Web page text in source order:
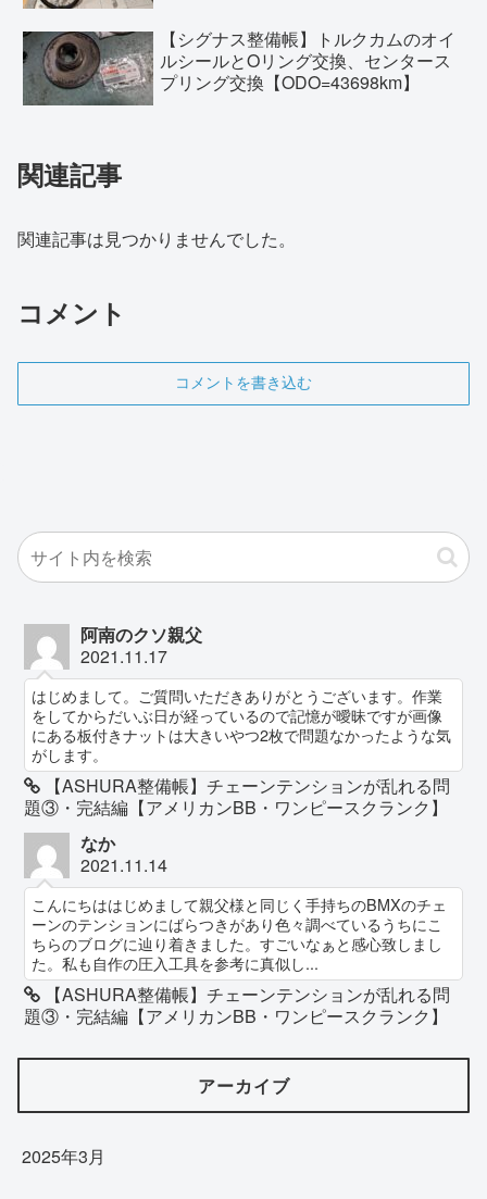
【シグナス整備帳】トルクカムのオイ
ルシールとOリング交換、センタース
プリング交換【ODO=43698km】
関連記事
関連記事は見つかりませんでした。
コメント
コメントを書き込む
阿南のクソ親父
2021.11.17
はじめまして。ご質問いただきありがとうございます。作業
をしてからだいぶ日が経っているので記憶が曖昧ですが画像
にある板付きナットは大きいやつ2枚で問題なかったような気
がします。
【ASHURA整備帳】チェーンテンションが乱れる問
題③・完結編【アメリカンBB・ワンピースクランク】
なか
2021.11.14
こんにちははじめまして親父様と同じく手持ちのBMXのチェ
ーンのテンションにばらつきがあり色々調べているうちにこ
ちらのブログに辿り着きました。すごいなぁと感心致しまし
た。私も自作の圧入工具を参考に真似し...
【ASHURA整備帳】チェーンテンションが乱れる問
題③・完結編【アメリカンBB・ワンピースクランク】
アーカイブ
2025年3月